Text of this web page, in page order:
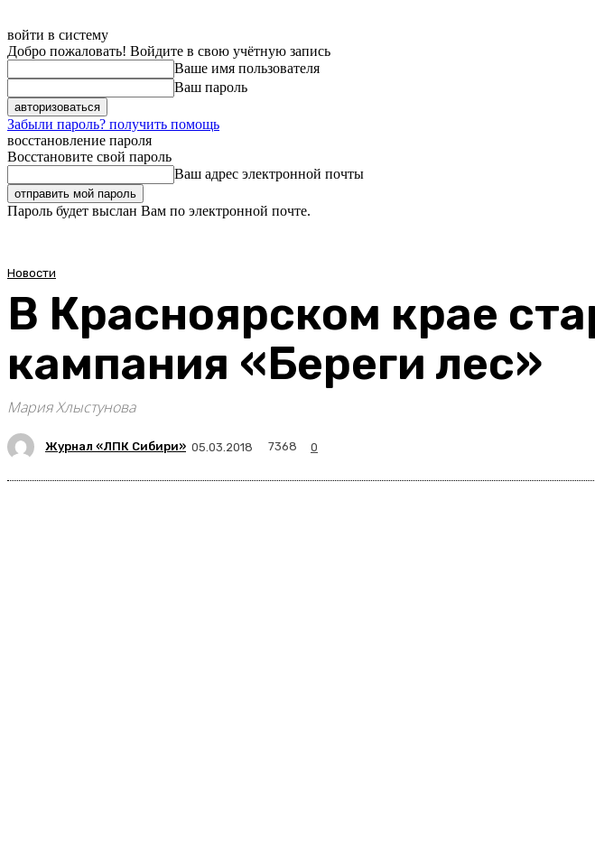
войти в систему
Добро пожаловать! Войдите в свою учётную запись
Ваше имя пользователя
Ваш пароль
Забыли пароль? получить помощь
восстановление пароля
Восстановите свой пароль
Ваш адрес электронной почты
Пароль будет выслан Вам по электронной почте.
Новости
В Красноярском крае
кампания «Береги лес»
Мария Хлыстунова
Журнал «ЛПК Сибири» 05.03.2018 7368 0